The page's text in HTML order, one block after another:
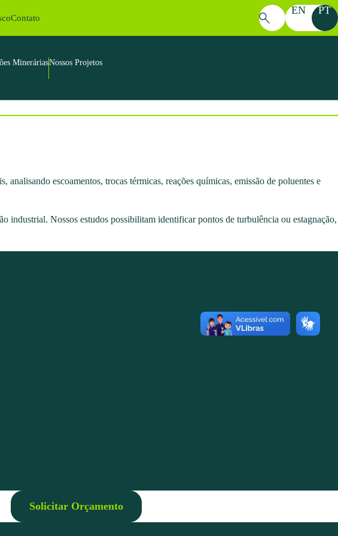
Contato
Pesquisar
por:
EN PT
MineráriasNossos Projetos
escoamentos, trocas térmicas, reações químicas, emissão de poluentes e
industrial. Nossos estudos possibilitam identificar pontos de turbulência ou estagnação,
Solicitar Orçamento